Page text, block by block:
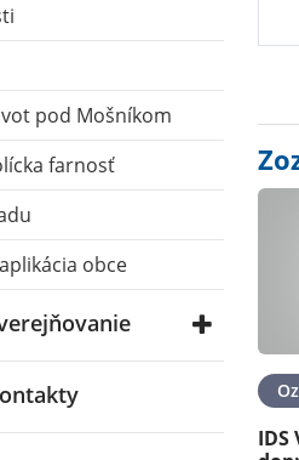
pod Mošníkom
farnosť
obce
IDS